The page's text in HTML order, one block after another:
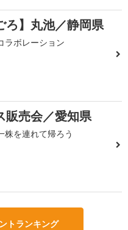
ろ】丸池／静岡県
ラボレーション
販売会／愛知県
株を連れて帰ろう
トランキング